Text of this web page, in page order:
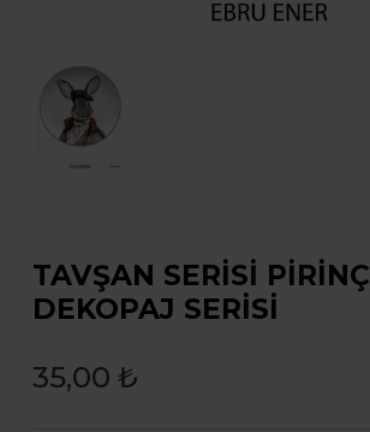
TAVŞAN SERİSİ PİRİNÇ
DEKOPAJ SERİSİ
35,00 ₺